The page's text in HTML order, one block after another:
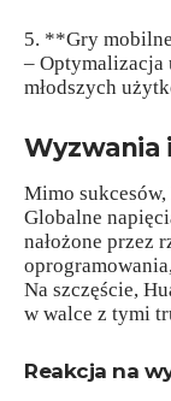
5. **Gry
– Optymalizacja
młodszych
Wyzwania
Mimo
Globalne
nałożone przez
Na szczęście,
w walce z tymi
Reakcja na